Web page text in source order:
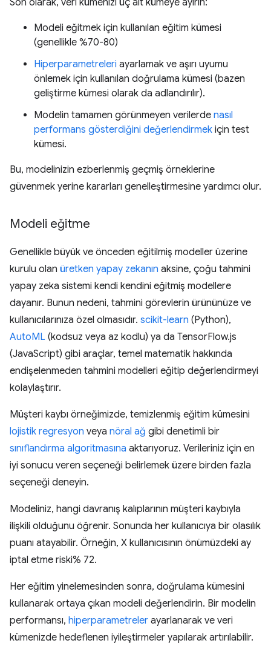
Son olarak, veri kümenizi üç alt kümeye ayırın:
Modeli eğitmek için kullanılan eğitim kümesi
(genellikle %70-80)
Hiperparametreleri ayarlamak ve aşırı uyumu
önlemek için kullanılan doğrulama kümesi (bazen
geliştirme kümesi olarak da adlandırılır).
Modelin tamamen görünmeyen verilerde nasıl
performans gösterdiğini değerlendirmek için test
kümesi.
Bu, modelinizin ezberlenmiş geçmiş örneklerine
güvenmek yerine kararları genelleştirmesine yardımcı olur.
Modeli eğitme
Genellikle büyük ve önceden eğitilmiş modeller üzerine
kurulu olan üretken yapay zekanın aksine, çoğu tahmini
yapay zeka sistemi kendi kendini eğitmiş modellere
dayanır. Bunun nedeni, tahmini görevlerin ürününüze ve
kullanıcılarınıza özel olmasıdır. scikit-learn (Python),
AutoML (kodsuz veya az kodlu) ya da TensorFlow.js
(JavaScript) gibi araçlar, temel matematik hakkında
endişelenmeden tahmini modelleri eğitip değerlendirmeyi
kolaylaştırır.
Müşteri kaybı örneğimizde, temizlenmiş eğitim kümesini
lojistik regresyon veya nöral ağ gibi denetimli bir
sınıflandırma algoritmasına aktarıyoruz. Verileriniz için en
iyi sonucu veren seçeneği belirlemek üzere birden fazla
seçeneği deneyin.
Modeliniz, hangi davranış kalıplarının müşteri kaybıyla
ilişkili olduğunu öğrenir. Sonunda her kullanıcıya bir olasılık
puanı atayabilir. Örneğin, X kullanıcısının önümüzdeki ay
iptal etme riski% 72.
Her eğitim yinelemesinden sonra, doğrulama kümesini
kullanarak ortaya çıkan modeli değerlendirin. Bir modelin
performansı, hiperparametreler ayarlanarak ve veri
kümenizde hedeflenen iyileştirmeler yapılarak artırılabilir.